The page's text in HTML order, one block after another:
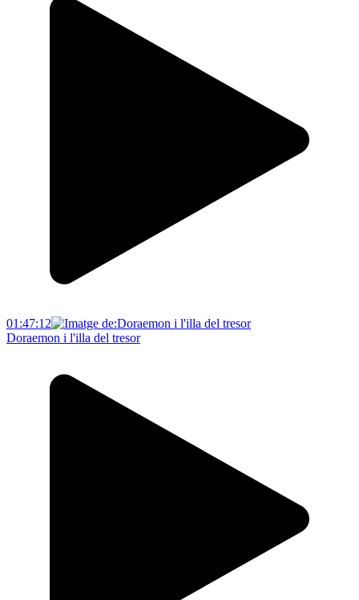
01:47:12
Doraemon i l'illa del tresor